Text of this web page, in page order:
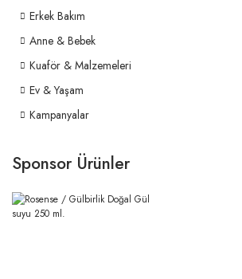
Erkek Bakım
Anne & Bebek
Kuaför & Malzemeleri
Ev & Yaşam
Kampanyalar
Sponsor Ürünler